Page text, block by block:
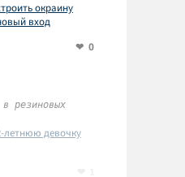
окраину
вход
0
резиновых
летнюю девочку